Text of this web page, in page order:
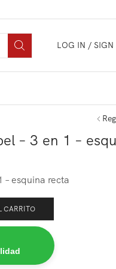
LOG IN / SIGN
– 3 en 1 –
– esquina recta
CARRITO